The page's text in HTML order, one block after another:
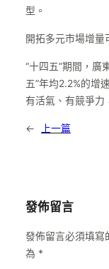
型。
開拓多元市場增量
“十四五”期間，廣
五”年均2.2%的增
有活氣、有競爭力
← 上一篇
發佈留言
發佈留言必須填寫
為 *